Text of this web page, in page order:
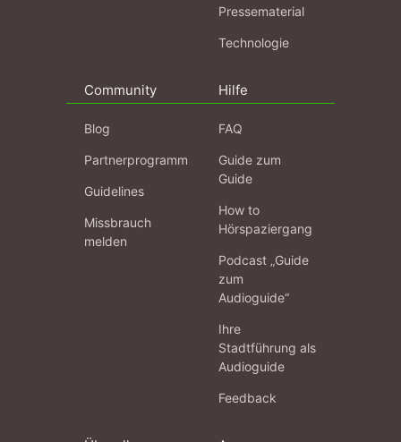
Pressematerial
Technologie
Community
Blog
Partnerprogramm
Guidelines
Missbrauch
melden
Hilfe
FAQ
Guide zum
Guide
How to
Hörspaziergang
Podcast „Guide
zum
Audioguide“
Ihre
Stadtführung als
Audioguide
Feedback